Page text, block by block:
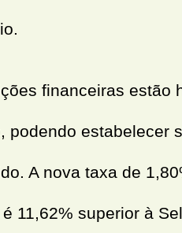
financeiras estão
podendo estabelecer
A nova taxa de
11,62% superior à